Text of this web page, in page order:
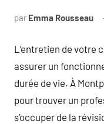
par Emma Rousseau
L’entretien de votre
assurer un
durée de vie. À
pour trouver un
s’occuper de la